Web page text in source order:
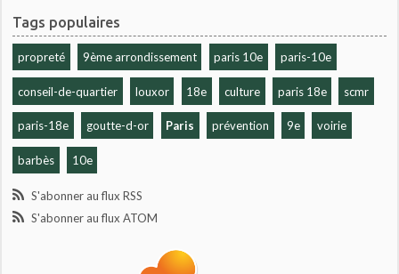
Tags populaires
propreté 9ème arrondissement paris 10e paris-10e
conseil-de-quartier louxor 18e culture paris 18e scmr
paris-18e goutte-d-or Paris prévention 9e voirie
barbès 10e
S'abonner au flux RSS
S'abonner au flux ATOM